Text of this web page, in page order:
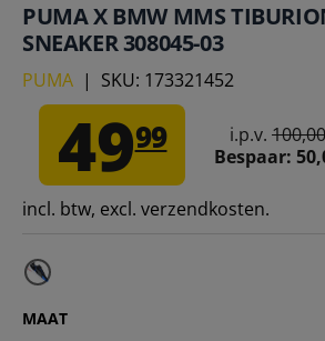
PUMA X BMW MMS
SNEAKER 308045-03
PUMA | SKU: 173321452
4999 i.p.v.
Bespaar:
incl. btw, excl. verzendkosten.
MAAT